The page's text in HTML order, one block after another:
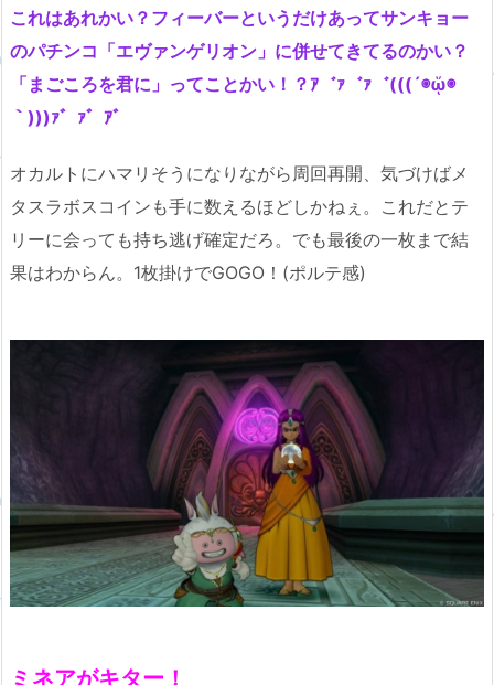
これはあれかい？フィーバーというだけあってサンキョー
のパチンコ「エヴァンゲリオン」に併せてきてるのかい？
「まごころを君に」ってことかい！？ｱ゛ｧ゛ｧ゛(((´◉ᾥ◉
｀)))ｧ゛ｧ゛ｱ゛
オカルトにハマリそうになりながら周回再開、気づけばメ
タスラボスコインも手に数えるほどしかねぇ。これだとテ
リーに会っても持ち逃げ確定だろ。でも最後の一枚まで結
果はわからん。1枚掛けでGOGO！(ポルテ感)
ミネアがキター！